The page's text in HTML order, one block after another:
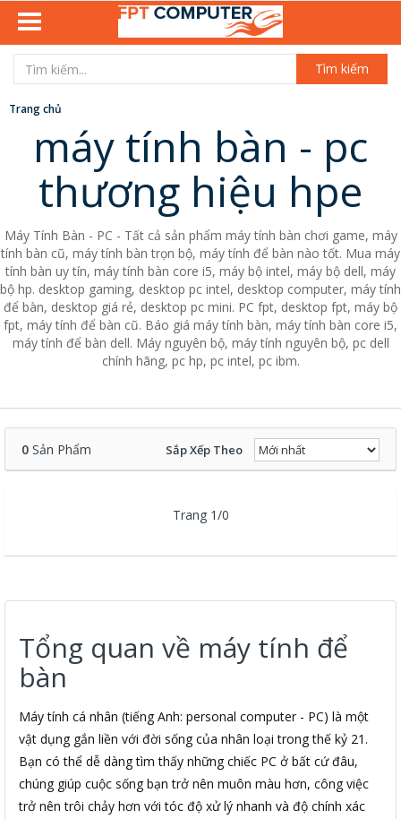
Tìm kiếm
Trang chủ
máy tính bàn - pc
thương hiệu hpe
Máy Tính Bàn - PC - Tất cả sản phẩm máy tính bàn chơi game, máy
tính bàn cũ, máy tính bàn trọn bộ, máy tính để bàn nào tốt. Mua máy
tính bàn uy tín, máy tính bàn core i5, máy bộ intel, máy bộ dell, máy
bộ hp. desktop gaming, desktop pc intel, desktop computer, máy tính
để bàn, desktop giá rẻ, desktop pc mini. PC fpt, desktop fpt, máy bộ
fpt, máy tính để bàn cũ. Báo giá máy tính bàn, máy tính bàn core i5,
máy tính để bàn dell. Máy nguyên bộ, máy tính nguyên bộ, pc dell
chính hãng, pc hp, pc intel, pc ibm.
0 Sản Phẩm Sắp Xếp Theo
Trang 1/0
Tổng quan về máy tính để
bàn
Máy tính cá nhân (tiếng Anh: personal computer - PC) là một
vật dụng gắn liền với đời sống của nhân loại trong thế kỷ 21.
Bạn có thể dễ dàng tìm thấy những chiếc PC ở bất cứ đâu,
chúng giúp cuộc sống bạn trở nên muôn màu hơn, công việc
trở nên trôi chảy hơn với tóc độ xử lý nhanh và độ chính xác